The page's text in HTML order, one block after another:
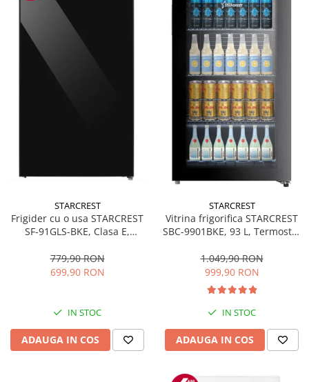
STARCREST
Frigider cu o usa STARCREST
SF-91GLS-BKE, Clasa E,
interioara, H 83 cm, Sticla
Neagra
779,90 RON
699,90 RON
IN STOC
ADAUGA IN COS
STARCREST
Vitrina frigorifica STARCREST
SBC-9901BKE, 93 L, Termostat
sticla, H 84.5 cm, Negru
1.049,90 RON
999,90 RON
IN STOC
ADAUGA IN COS